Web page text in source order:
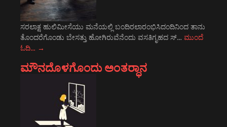
ಸರಲಾಕ್ಷ ಹುಲಿಮೀಸೆಯು ಮನೆಯಲ್ಲಿ ಬಂದಿರಲಾರಂಭಿಸಿದಂದಿನಿಂದ ತಾನು
ತೊಂದರೆಗೊಂಡು ಬೇಸತ್ತು ಹೋಗಿರುವೆನೆಂದು ವಸತಿಗೃಹದ ಸ್… ಮುಂದೆ
ಓದಿ… →
ಮೌನದೊಳಗೊಂದು ಅಂತರ್‍ಧಾನ